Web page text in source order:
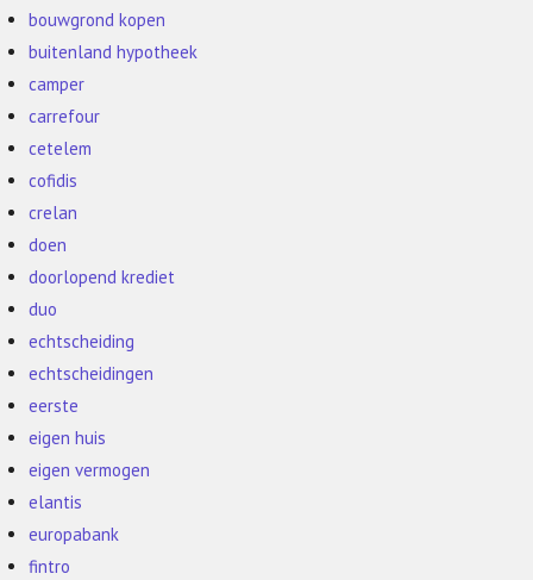
bouwgrond kopen
buitenland hypotheek
camper
carrefour
cetelem
cofidis
crelan
doen
doorlopend krediet
duo
echtscheiding
echtscheidingen
eerste
eigen huis
eigen vermogen
elantis
europabank
fintro